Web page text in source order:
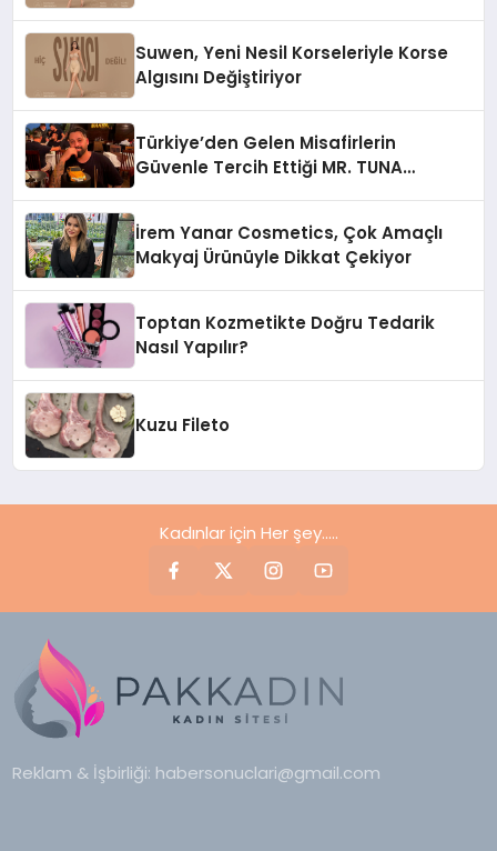
Suwen, Yeni Nesil Korseleriyle Korse
Algısını Değiştiriyor
Türkiye’den Gelen Misafirlerin
Güvenle Tercih Ettiği MR. TUNA
İrem Yanar Cosmetics, Çok Amaçlı
Makyaj Ürünüyle Dikkat Çekiyor
Toptan Kozmetikte Doğru Tedarik
Nasıl Yapılır?
Kuzu Fileto
Kadınlar için Her şey.....
Reklam & İşbirliği: habersonuclari@gmail.com